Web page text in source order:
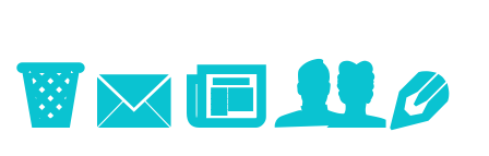
Image